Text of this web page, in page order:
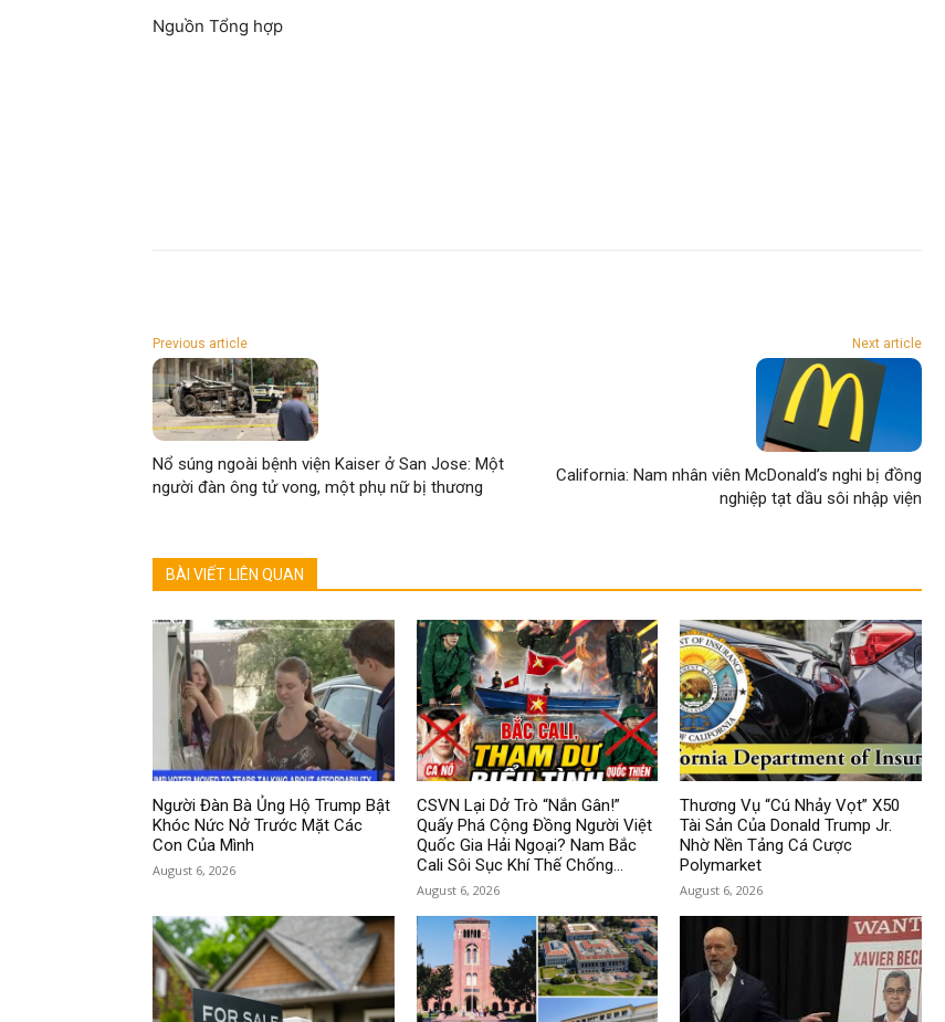
Nguồn Tổng hợp
Previous article
Nổ súng ngoài bệnh viện Kaiser ở San Jose: Một
người đàn ông tử vong, một phụ nữ bị thương
Next article
California: Nam nhân viên McDonald’s nghi bị đồng
nghiệp tạt dầu sôi nhập viện
BÀI VIẾT LIÊN QUAN
Người Đàn Bà Ủng Hộ Trump Bật
Khóc Nức Nở Trước Mặt Các
Con Của Mình
August 6, 2026
CSVN Lại Dở Trò “Nắn Gân!”
Quấy Phá Cộng Đồng Người Việt
Quốc Gia Hải Ngoại? Nam Bắc
Cali Sôi Sục Khí Thế Chống...
August 6, 2026
Thương Vụ “Cú Nhảy Vọt” X50
Tài Sản Của Donald Trump Jr.
Nhờ Nền Tảng Cá Cược
Polymarket
August 6, 2026